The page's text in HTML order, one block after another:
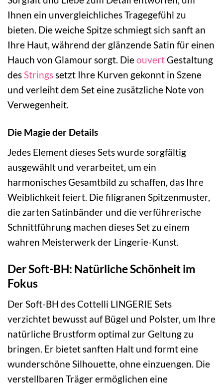
Ihnen ein unvergleichliches Tragegefühl zu
bieten. Die weiche Spitze schmiegt sich sanft an
Ihre Haut, während der glänzende Satin für einen
Hauch von Glamour sorgt. DieouvertGestaltung
desStringssetzt Ihre Kurven gekonnt in Szene
und verleiht dem Set eine zusätzliche Note von
Verwegenheit.
Die Magie der Details
Jedes Element dieses Sets wurde sorgfältig
ausgewählt und verarbeitet, um ein
harmonisches Gesamtbild zu schaffen, das Ihre
Weiblichkeit feiert. Die filigranen Spitzenmuster,
die zarten Satinbänder und die verführerische
Schnittführung machen dieses Set zu einem
wahren Meisterwerk der Lingerie-Kunst.
Der Soft-BH: Natürliche Schönheit im
Fokus
Der Soft-BH des Cottelli LINGERIE Sets
verzichtet bewusst auf Bügel und Polster, um Ihre
natürliche Brustform optimal zur Geltung zu
bringen. Er bietet sanften Halt und formt eine
wunderschöne Silhouette, ohne einzuengen. Die
verstellbaren Träger ermöglichen eine